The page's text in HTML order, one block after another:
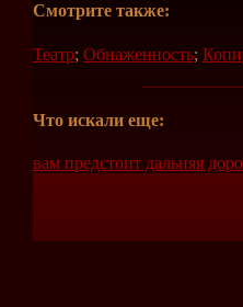
Смотрите также:
Театр; Обнаженность;
Что искали еще:
вам предстоит дальняя